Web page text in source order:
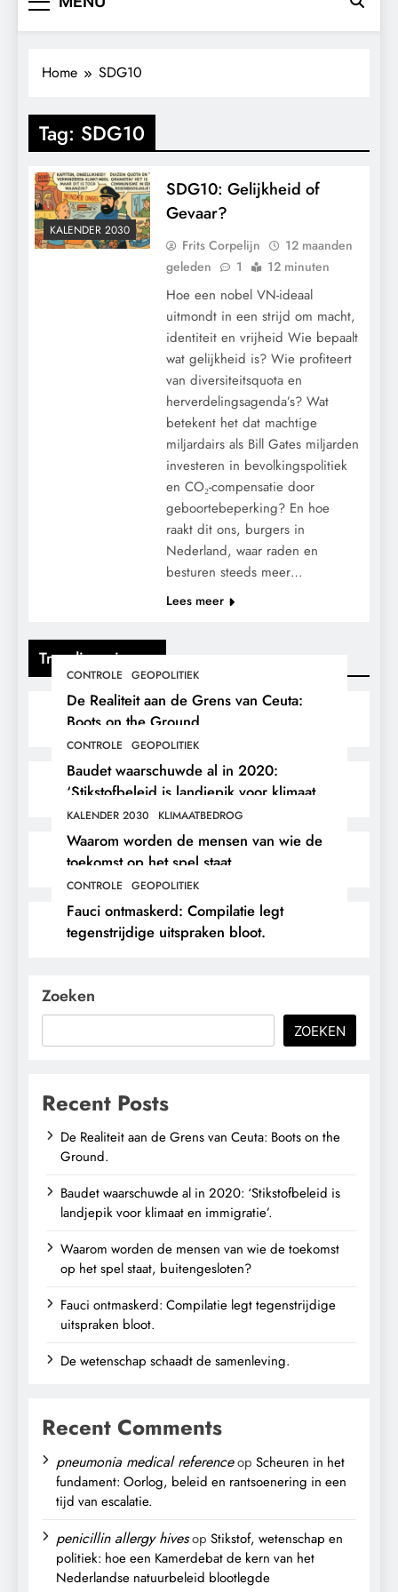
Trending nieuws
CONTROLE GEOPOLITIEK
De Realiteit aan de Grens van Ceuta:
Boots on the Ground.
CONTROLE GEOPOLITIEK
Baudet waarschuwde al in 2020:
‘Stikstofbeleid is landjepik voor klimaat
en immigratie’.
KALENDER 2030 KLIMAATBEDROG
Waarom worden de mensen van wie de
toekomst op het spel staat,
buitengesloten?
CONTROLE GEOPOLITIEK
Fauci ontmaskerd: Compilatie legt
tegenstrijdige uitspraken bloot.
Home SDG10
Tag: SDG10
KALENDER 2030
SDG10: Gelijkheid of
Gevaar?
Frits Corpelijn
12 maanden
geleden
1 12 minuten
Hoe een nobel VN-ideaal
uitmondt in een strijd om macht,
identiteit en vrijheid Wie bepaalt
wat gelijkheid is? Wie profiteert
van diversiteitsquota en
herverdelingsagenda’s? Wat
betekent het dat machtige
miljardairs als Bill Gates miljarden
investeren in bevolkingspolitiek
en CO₂-compensatie door
geboortebeperking? En hoe
raakt dit ons, burgers in
Nederland, waar raden en
besturen steeds meer…
Lees meer
Zoeken
ZOEKEN
Recent Posts
De Realiteit aan de Grens van Ceuta: Boots on the
Ground.
Baudet waarschuwde al in 2020: ‘Stikstofbeleid is
landjepik voor klimaat en immigratie’.
Waarom worden de mensen van wie de toekomst
op het spel staat, buitengesloten?
Fauci ontmaskerd: Compilatie legt tegenstrijdige
uitspraken bloot.
De wetenschap schaadt de samenleving.
Recent Comments
pneumonia medical referenceop Scheuren in het
fundament: Oorlog, beleid en rantsoenering in een
tijd van escalatie.
penicillin allergy hivesop Stikstof, wetenschap en
politiek: hoe een Kamerdebat de kern van het
Nederlandse natuurbeleid blootlegde